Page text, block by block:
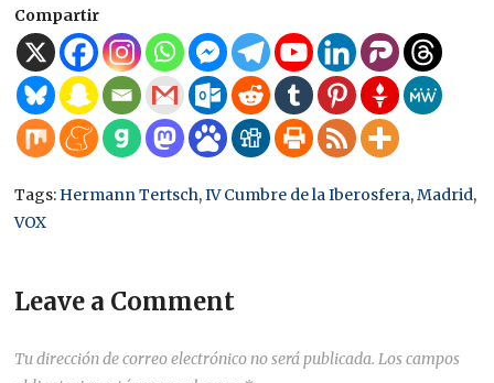
Compartir
Tags: Hermann Tertsch,IV Cumbre de la Iberosfera,Madrid,
VOX
Leave a Comment
Tu dirección de correo electrónico no será publicada. Los campos